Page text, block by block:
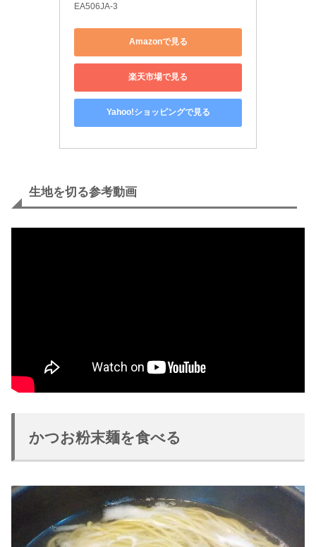
EA506JA-3
Amazonで見る
楽天市場で見る
Yahoo!ショッピングで見る
生地を切る参考動画
かつお粉末麺を食べる